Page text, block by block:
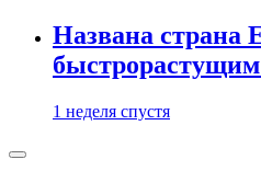
Названа
1 неделя спустя